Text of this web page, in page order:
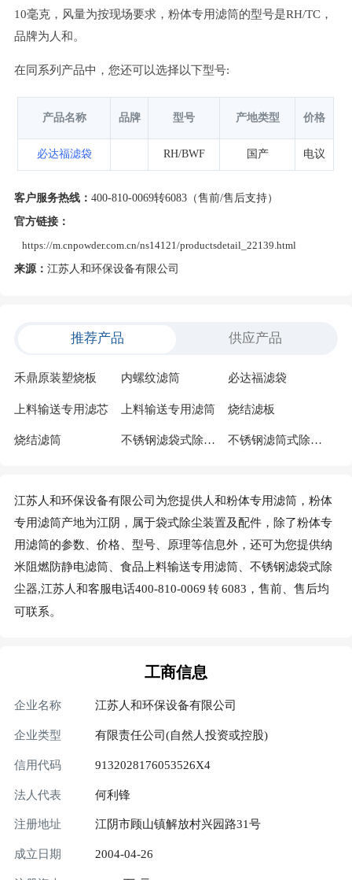
10毫克，风量为按现场要求，粉体专用滤筒的型号是RH/TC，
品牌为人和。
在同系列产品中，您还可以选择以下型号:
产品名称 品牌 型号 产地类型 价格
必达福滤袋 RH/BWF 国产 电议
客户服务热线： 400-810-0069转6083（售前/售后支持）
官方链接：
https://m.cnpowder.com.cn/ns14121/productsdetail_22139.html
来源： 江苏人和环保设备有限公司
推荐产品 供应产品
禾鼎原装塑烧板 内螺纹滤筒 必达福滤袋
上料输送专用滤芯 上料输送专用滤筒 烧结滤板
烧结滤筒 不锈钢滤袋式除尘器 不锈钢滤筒式除尘器
江苏人和环保设备有限公司为您提供人和粉体专用滤筒，粉体
专用滤筒产地为江阴，属于袋式除尘装置及配件，除了粉体专
用滤筒的参数、价格、型号、原理等信息外，还可为您提供纳
米阻燃防静电滤筒、食品上料输送专用滤筒、不锈钢滤袋式除
尘器,江苏人和客服电话400-810-0069 转 6083，售前、售后均
可联系。
工商信息
企业名称 江苏人和环保设备有限公司
企业类型 有限责任公司(自然人投资或控股)
信用代码 9132028176053526X4
法人代表 何利锋
注册地址 江阴市顾山镇解放村兴园路31号
成立日期 2004-04-26